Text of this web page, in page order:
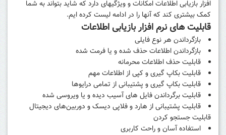
افزار بازیابی اطلاعات امکانات و ویژگیهای دارد که شاید بتواند به شما
کمک بیشتری کند که آنها را در ادامه لیست کرده ایم.
قابلیت های نرم افزار بازیابی اطلاعات
بازگرداندن هر نوع فایلی
بازگرداندن اطلاعات حذف شده و یا فرمت شده
قابلیت حذف اطلاعات محرمانه
قابلیت بکاپ گیری و کپی از اطلاعات مهم
قابلیت بکاپ گیری و پشتیبانی از تمامی درایوها
قابلیت برگرداندن فایل های آسیب دیده و یا ویروسی شده
قابلیت پشتیبانی از هارد و فلاپی دیسک و دوربین‌های دیجیتال
قابلیت جستجو کردن
استفاده آسان و راحت کاربری